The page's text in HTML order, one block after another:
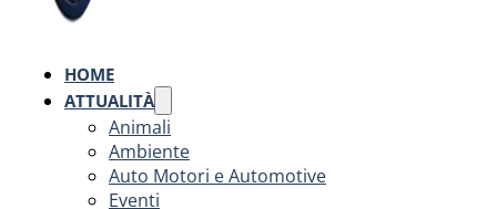
HOME
ATTUALITÀ
Animali
Ambiente
Auto Motori e Automotive
Eventi